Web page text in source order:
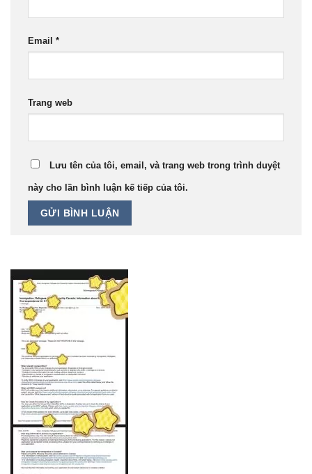
Email *
Trang web
Lưu tên của tôi, email, và trang web trong trình duyệt
này cho lần bình luận kế tiếp của tôi.